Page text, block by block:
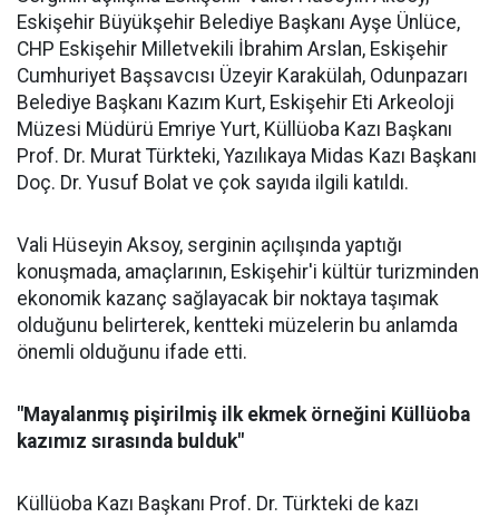
Eskişehir Büyükşehir Belediye Başkanı Ayşe Ünlüce,
CHP Eskişehir Milletvekili İbrahim Arslan, Eskişehir
Cumhuriyet Başsavcısı Üzeyir Karakülah, Odunpazarı
Belediye Başkanı Kazım Kurt, Eskişehir Eti Arkeoloji
Müzesi Müdürü Emriye Yurt, Küllüoba Kazı Başkanı
Prof. Dr. Murat Türkteki, Yazılıkaya Midas Kazı Başkanı
Doç. Dr. Yusuf Bolat ve çok sayıda ilgili katıldı.
Vali Hüseyin Aksoy, serginin açılışında yaptığı
konuşmada, amaçlarının, Eskişehir'i kültür turizminden
ekonomik kazanç sağlayacak bir noktaya taşımak
olduğunu belirterek, kentteki müzelerin bu anlamda
önemli olduğunu ifade etti.
"Mayalanmış pişirilmiş ilk ekmek örneğini Küllüoba
kazımız sırasında bulduk"
Küllüoba Kazı Başkanı Prof. Dr. Türkteki de kazı